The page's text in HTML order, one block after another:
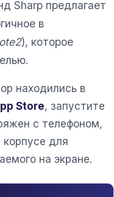
Sharp предлагает
в
), которое
находились в
Store, запустите
с телефоном,
для
на экране.